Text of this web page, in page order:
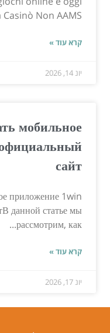
Non AAMS...
קרא עוד »
יונ 14, 2026
мобильное
сайт
приложение 1win
данной статье мы
рассмотрим, как...
קרא עוד »
יונ 17, 2026